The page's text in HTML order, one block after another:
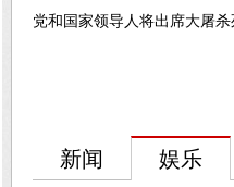
党和国家领导人将出席大屠